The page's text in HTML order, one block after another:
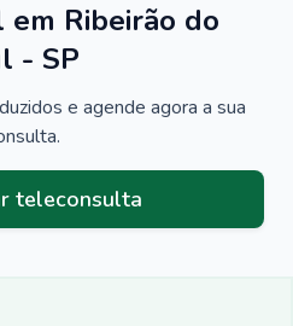
Ribeirão do
- SP
e agende agora a sua
teleconsulta